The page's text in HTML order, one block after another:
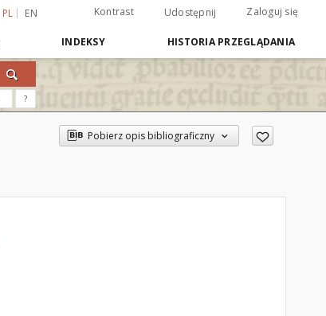
PL EN Kontrast Udostępnij Zaloguj się
INDEKSY HISTORIA PRZEGLĄDANIA
?
Pobierz opis bibliograficzny